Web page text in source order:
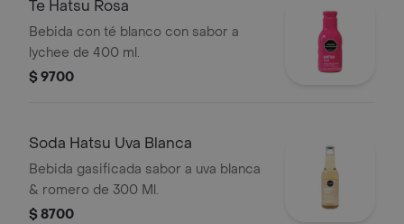
Te Hatsu Rosa
Bebida con té blanco con sabor a
lychee de 400 ml.
$ 9700
Soda Hatsu Uva Blanca
Bebida gasificada sabor a uva blanca
& romero de 300 Ml.
$ 8700